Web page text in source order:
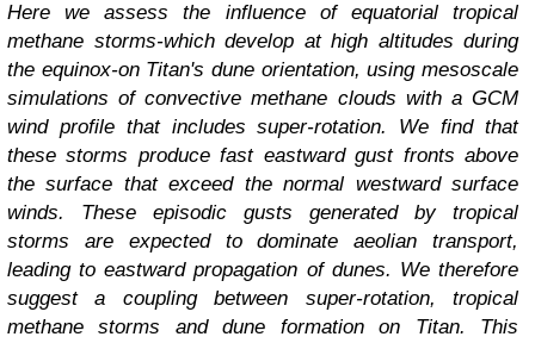
Here we assess the influence of equatorial tropical
methane storms-which develop at high altitudes during
the equinox-on Titan's dune orientation, using mesoscale
simulations of convective methane clouds with a GCM
wind profile that includes super-rotation. We find that
these storms produce fast eastward gust fronts above
the surface that exceed the normal westward surface
winds. These episodic gusts generated by tropical
storms are expected to dominate aeolian transport,
leading to eastward propagation of dunes. We therefore
suggest a coupling between super-rotation, tropical
methane storms and dune formation on Titan. This